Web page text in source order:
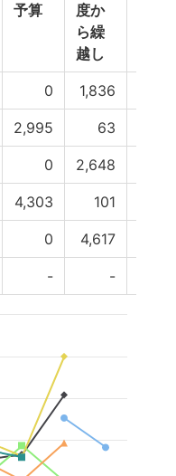
予算
度か
ら繰
越し
0 1,836
2,995 63
0 2,648
4,303 101
0 4,617
- -